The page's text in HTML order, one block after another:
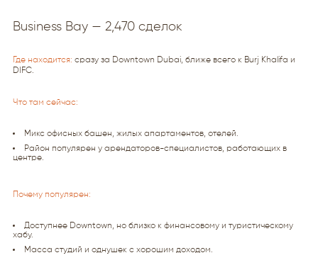
Business Bay — 2,470 сделок
Где находится: сразу за Downtown Dubai, ближе всего к Burj Khalifa и
DIFC.
Что там сейчас:
Микс офисных башен, жилых апартаментов, отелей.
Район популярен у арендаторов-специалистов, работающих в
центре.
Почему популярен:
Доступнее Downtown, но близко к финансовому и туристическому
хабу.
Масса студий и однушек с хорошим доходом.